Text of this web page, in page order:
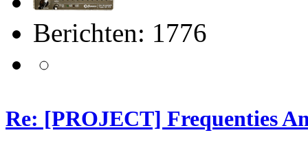
Berichten: 1776
Re: [PROJECT] Frequenties